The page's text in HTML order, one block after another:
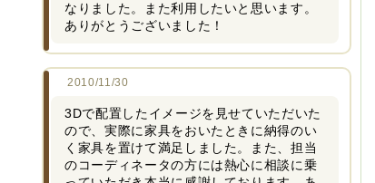
なりました。また利用したいと思います。
ありがとうございました！
2010/11/30
3Dで配置したイメージを見せていただいた
ので、実際に家具をおいたときに納得のい
く家具を置けて満足しました。また、担当
のコーディネータの方には熱心に相談に乗